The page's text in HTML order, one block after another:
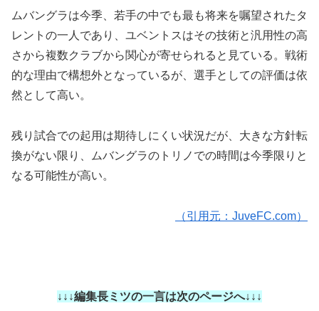
ムバングラは今季、若手の中でも最も将来を嘱望されたタ
レントの一人であり、ユベントスはその技術と汎用性の高
さから複数クラブから関心が寄せられると見ている。戦術
的な理由で構想外となっているが、選手としての評価は依
然として高い。
残り試合での起用は期待しにくい状況だが、大きな方針転
換がない限り、ムバングラのトリノでの時間は今季限りと
なる可能性が高い。
（引用元：JuveFC.com）
↓↓↓編集長ミツの一言は次のページへ↓↓↓